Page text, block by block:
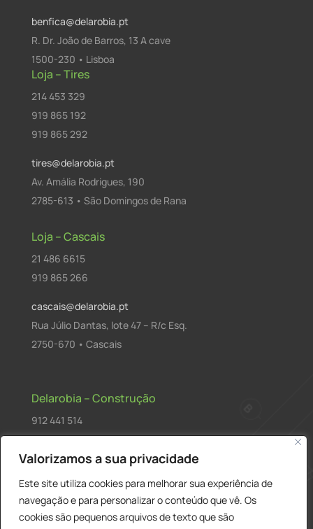
Valorizamos a sua privacidade
Este site utiliza cookies para melhorar sua experiência de
navegação e para personalizar o conteúdo que vê. Os
cookies são pequenos arquivos de texto que são
benfica@delarobia.pt
R. Dr. João de Barros, 13 A cave
1500-230 • Lisboa
Loja – Tires
214 453 329
919 865 192
919 865 292
tires@delarobia.pt
Av. Amália Rodrigues, 190
2785-613 • São Domingos de Rana
Loja – Cascais
21 486 6615
919 865 266
cascais@delarobia.pt
Rua Júlio Dantas, lote 47 – R/c Esq.
2750-670 • Cascais
Delarobia – Construção
912 441 514
R. António Andrade, 1171
2820-287 • Charneca de Caparica
Products